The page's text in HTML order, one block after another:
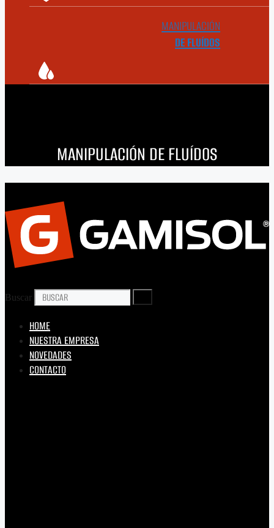
MANIPULACIÓN
DE FLUÍDOS
MANIPULACIÓN DE FLUÍDOS
Buscar
HOME
NUESTRA EMPRESA
NOVEDADES
CONTACTO